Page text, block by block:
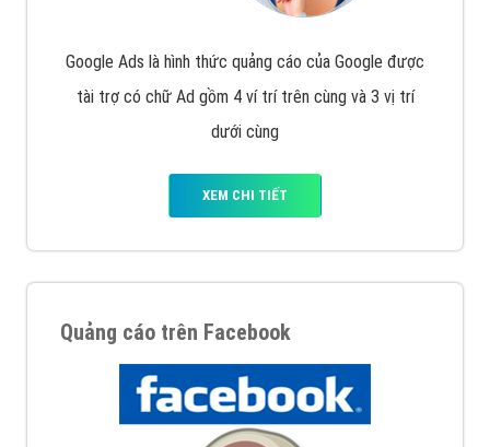
Google Ads là hình thức quảng cáo của Google được
tài trợ có chữ Ad gồm 4 ví trí trên cùng và 3 vị trí
dưới cùng
XEM CHI TIẾT
Quảng cáo trên Facebook